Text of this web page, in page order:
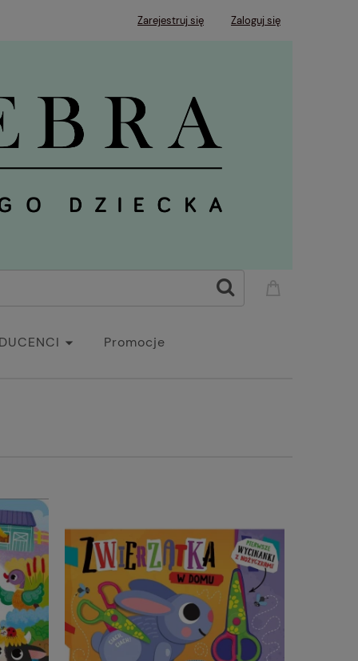
Zarejestruj się Zaloguj się
Promocje